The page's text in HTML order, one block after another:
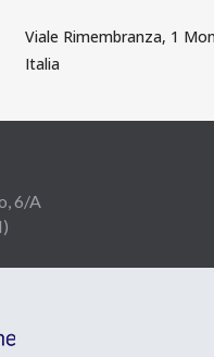
Viale Rimembranza, 1
Italia
6/A